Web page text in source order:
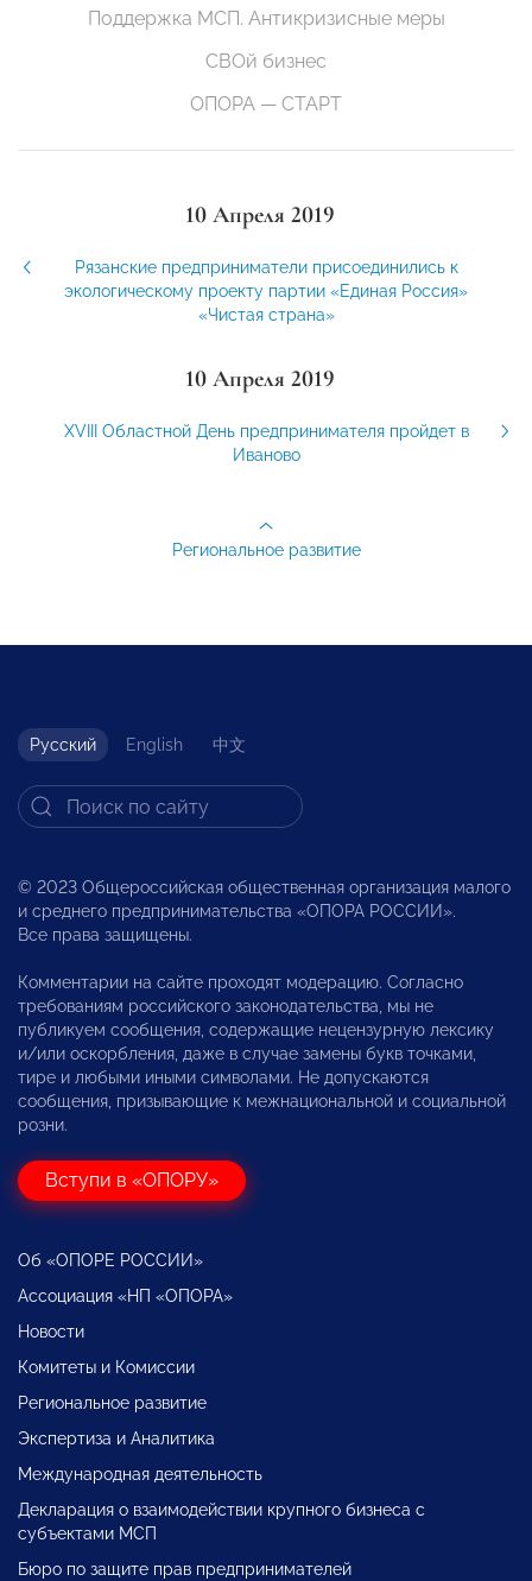
Поддержка МСП. Антикризисные меры
СВОй бизнес
ОПОРА — СТАРТ
10 Апреля 2019
Рязанские предприниматели присоединились к
экологическому проекту партии «Единая Россия»
«Чистая страна»
10 Апреля 2019
XVIII Областной День предпринимателя пройдет в
Иваново
Региональное развитие
Русский English 中文
© 2023 Общероссийская общественная организация малого
и среднего предпринимательства «ОПОРА РОССИИ».
Все права защищены.
Комментарии на сайте проходят модерацию. Согласно
требованиям российского законодательства, мы не
публикуем сообщения, содержащие нецензурную лексику
и/или оскорбления, даже в случае замены букв точками,
тире и любыми иными символами. Не допускаются
сообщения, призывающие к межнациональной и социальной
розни.
Вступи в «ОПОРУ»
Об «ОПОРЕ РОССИИ»
Ассоциация «НП «ОПОРА»
Новости
Комитеты и Комиссии
Региональное развитие
Экспертиза и Аналитика
Международная деятельность
Декларация о взаимодействии крупного бизнеса с
субъектами МСП
Бюро по защите прав предпринимателей